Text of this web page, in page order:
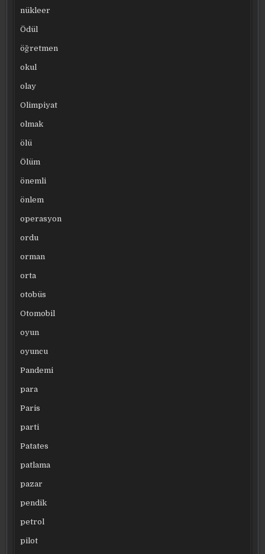
nükleer
Ödül
öğretmen
okul
olay
Olimpiyat
olmak
ölü
Ölüm
önemli
önlem
operasyon
ordu
orman
orta
otobüs
Otomobil
oyun
oyuncu
Pandemi
para
Paris
parti
Patates
patlama
pazar
pendik
petrol
pilot